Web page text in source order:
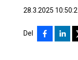
28.3.2025
Del